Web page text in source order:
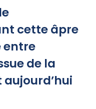
cette âpre
entre
de la